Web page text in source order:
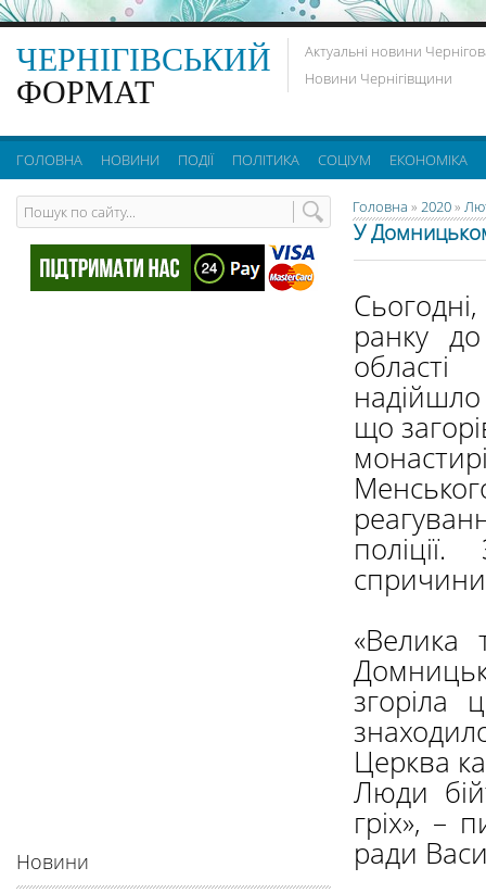
ЧЕРНІГІВСЬКИЙ
ФОРМАТ
Актуальні новини
Новини Чернігівщини
ГОЛОВНА НОВИНИ ПОДІЇ ПОЛІТИКА СОЦІУМ ЕКОНОМІКА
Головна » 2020»
У
ранку до
що
«Велика
згоріла
Церква
Люди
гріх», –
ради
Новини